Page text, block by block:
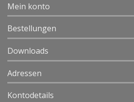
Mein konto
Bestellungen
Downloads
Adressen
Kontodetails